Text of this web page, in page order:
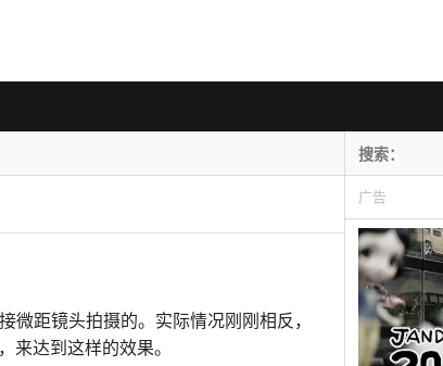
距镜头拍摄的。实际情况刚刚相反，
达到这样的效果。
广告